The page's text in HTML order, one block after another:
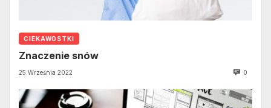
CIEKAWOSTKI
Znaczenie snów
25 Września 2022 0